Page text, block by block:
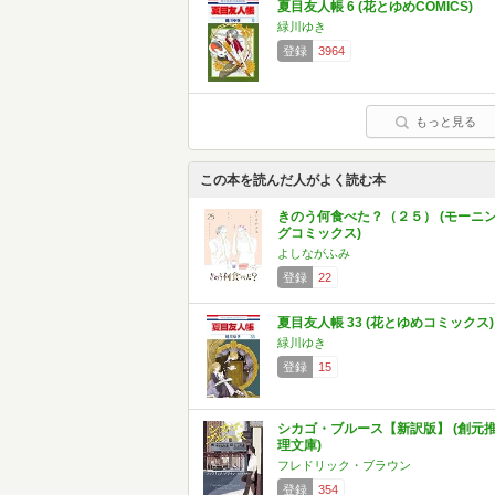
夏目友人帳 6 (花とゆめCOMICS)
緑川ゆき
登録
3964
もっと見る
この本を読んだ人がよく読む本
きのう何食べた？（２５） (モーニ
グコミックス)
よしながふみ
登録
22
夏目友人帳 33 (花とゆめコミックス)
緑川ゆき
登録
15
シカゴ・ブルース【新訳版】 (創元
理文庫)
フレドリック・ブラウン
登録
354